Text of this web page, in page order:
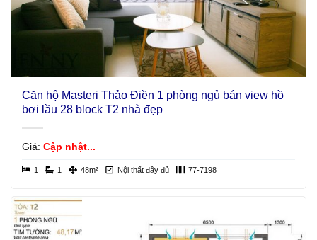
Căn hộ Masteri Thảo Điền 1 phòng ngủ bán view hồ
bơi lầu 28 block T2 nhà đẹp
Giá: Cập nhật...
1 1 48m² Nội thất đầy đủ 77-7198